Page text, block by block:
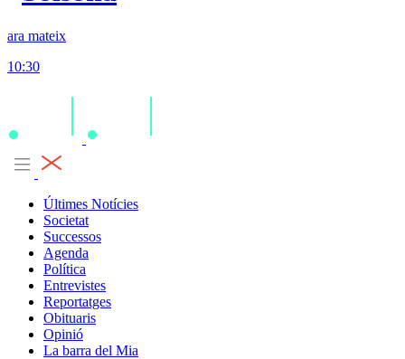
ara mateix
10:30
Últimes Notícies
Societat
Successos
Agenda
Política
Entrevistes
Reportatges
Obituaris
Opinió
La barra del Mia